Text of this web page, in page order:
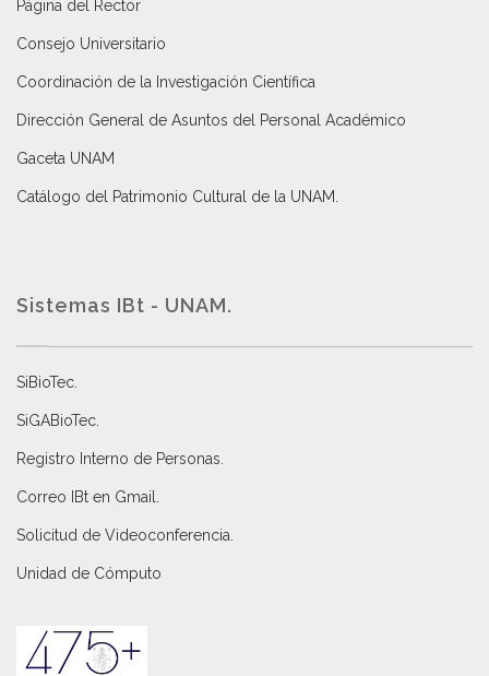
Página del Rector
Consejo Universitario
Coordinación de la Investigación Científica
Dirección General de Asuntos del Personal Académico
Gaceta UNAM
Catálogo del Patrimonio Cultural de la UNAM.
Sistemas IBt - UNAM.
SiBioTec
SiGABioTec.
Registro Interno de Personas
Correo IBt en Gmail
Solicitud de Videoconferencia.
Unidad de Cómputo